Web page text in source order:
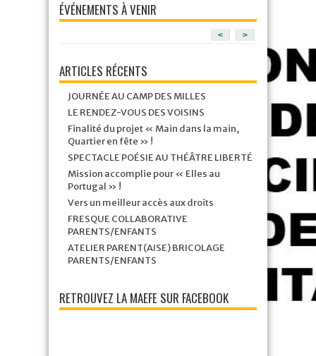
ÉVÉNEMENTS À VENIR
< >
ARTICLES RÉCENTS
JOURNÉE AU CAMP DES MILLES
LE RENDEZ-VOUS DES VOISINS
Finalité du projet « Main dans la main,
Quartier en fête » !
SPECTACLE POÉSIE AU THÉÂTRE LIBERTÉ
Mission accomplie pour « Elles au
Portugal » !
Vers un meilleur accès aux droits
FRESQUE COLLABORATIVE
PARENTS/ENFANTS
ATELIER PARENT(AISE) BRICOLAGE
PARENTS/ENFANTS
RETROUVEZ LA MAEFE SUR FACEBOOK